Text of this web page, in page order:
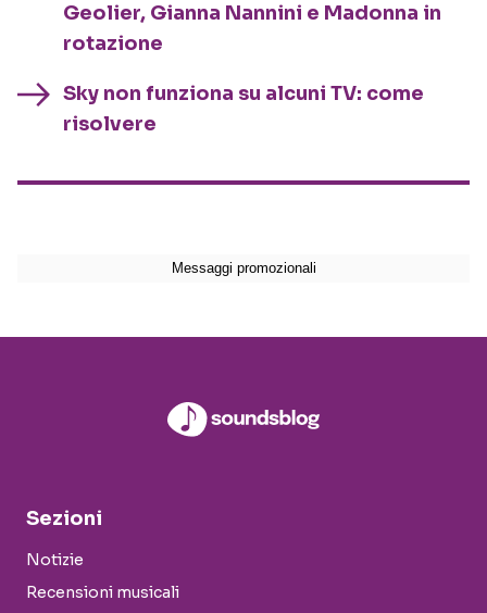
Geolier, Gianna Nannini e Madonna in
rotazione
Sky non funziona su alcuni TV: come
risolvere
Sezioni
Notizie
Recensioni musicali